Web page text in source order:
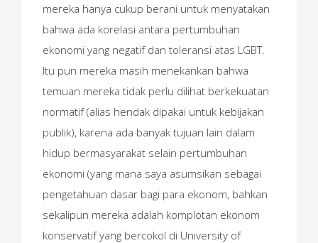
mereka hanya cukup berani untuk menyatakan
bahwa ada korelasi antara pertumbuhan
ekonomi yang negatif dan toleransi atas LGBT.
Itu pun mereka masih menekankan bahwa
temuan mereka tidak perlu dilihat berkekuatan
normatif (alias hendak dipakai untuk kebijakan
publik), karena ada banyak tujuan lain dalam
hidup bermasyarakat selain pertumbuhan
ekonomi (yang mana saya asumsikan sebagai
pengetahuan dasar bagi para ekonom, bahkan
sekalipun mereka adalah komplotan ekonom
konservatif yang bercokol di University of